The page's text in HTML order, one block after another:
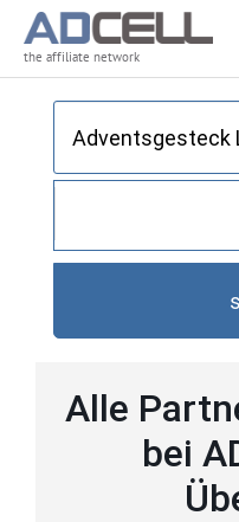
the affiliate network
Alle
bei